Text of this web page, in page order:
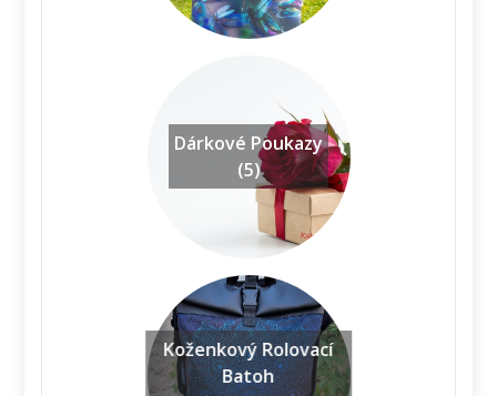
Dárkové Poukazy
(5)
Koženkový Rolovací
Batoh